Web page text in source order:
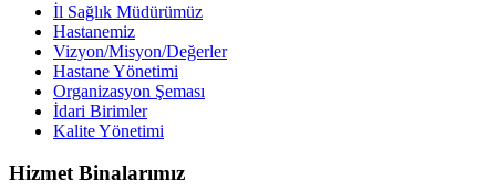
İl Sağlık Müdürümüz
Hastanemiz
Vizyon/Misyon/Değerler
Hastane Yönetimi
Organizasyon Şeması
İdari Birimler
Kalite Yönetimi
Hizmet Binalarımız